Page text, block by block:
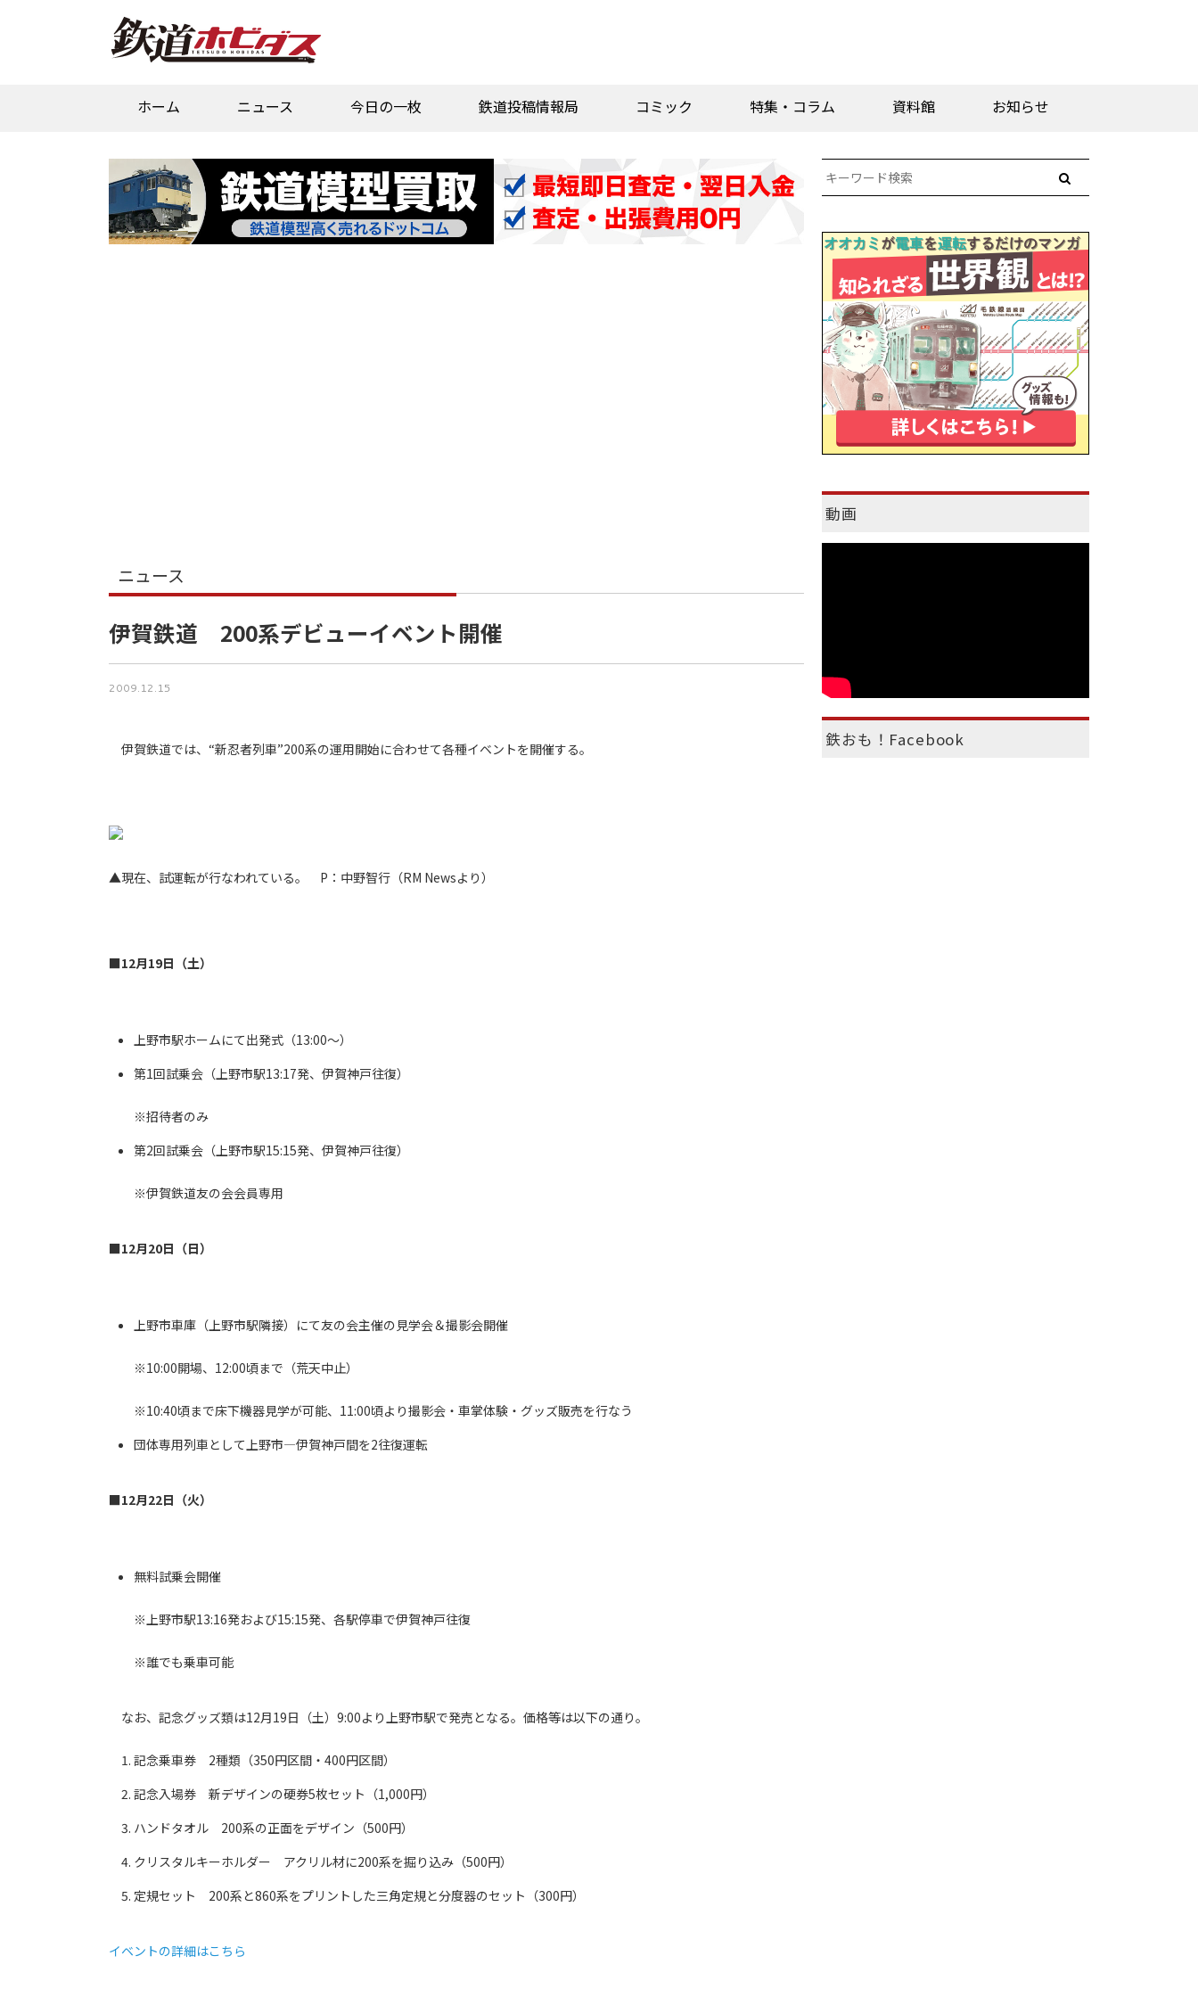
ホーム ニュース 今日の一枚 鉄道投稿情報局 コミック 特集・コラム 資料館 お知らせ
ニュース
伊賀鉄道 200系デビューイベント開催
2009.12.15
伊賀鉄道では、“新忍者列車”200系の運用開始に合わせて各種イベントを開催する。
▲現在、試運転が行なわれている。 P：中野智行（RM Newsより）
■12月19日（土）
上野市駅ホームにて出発式（13:00～）
第1回試乗会（上野市駅13:17発、伊賀神戸往復）
※招待者のみ
第2回試乗会（上野市駅15:15発、伊賀神戸往復）
※伊賀鉄道友の会会員専用
■12月20日（日）
上野市車庫（上野市駅隣接）にて友の会主催の見学会＆撮影会開催
※10:00開場、12:00頃まで（荒天中止）
※10:40頃まで床下機器見学が可能、11:00頃より撮影会・車掌体験・グッズ販売を行なう
団体専用列車として上野市―伊賀神戸間を2往復運転
■12月22日（火）
無料試乗会開催
※上野市駅13:16発および15:15発、各駅停車で伊賀神戸往復
※誰でも乗車可能
なお、記念グッズ類は12月19日（土）9:00より上野市駅で発売となる。価格等は以下の通り。
記念乗車券 2種類（350円区間・400円区間）
記念入場券 新デザインの硬券5枚セット（1,000円）
ハンドタオル 200系の正面をデザイン（500円）
クリスタルキーホルダー アクリル材に200系を掘り込み（500円）
定規セット 200系と860系をプリントした三角定規と分度器のセット（300円）
イベントの詳細はこちら
動画
鉄おも！Facebook